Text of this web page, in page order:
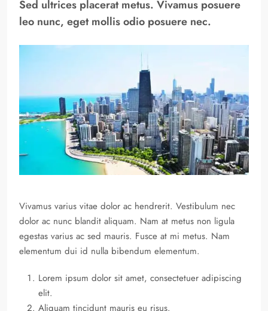
Sed ultrices placerat metus. Vivamus posuere
leo nunc, eget mollis odio posuere nec.
Vivamus varius vitae dolor ac hendrerit. Vestibulum nec
dolor ac nunc blandit aliquam. Nam at metus non ligula
egestas varius ac sed mauris. Fusce at mi metus. Nam
elementum dui id nulla bibendum elementum.
Lorem ipsum dolor sit amet, consectetuer adipiscing
elit.
Aliquam tincidunt mauris eu risus.